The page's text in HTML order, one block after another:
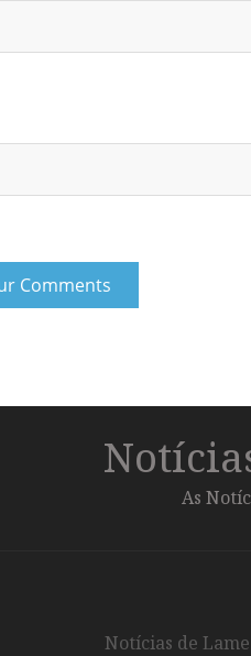
As
Notícias de